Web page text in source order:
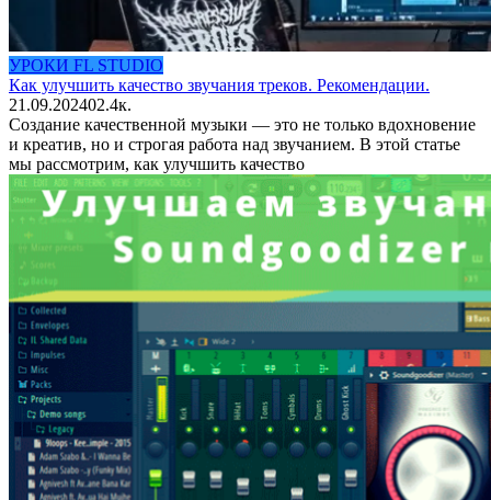
УРОКИ FL STUDIO
Как улучшить качество звучания треков. Рекомендации.
21.09.202402.4к.
Создание качественной музыки — это не только вдохновение
и креатив, но и строгая работа над звучанием. В этой статье
мы рассмотрим, как улучшить качество